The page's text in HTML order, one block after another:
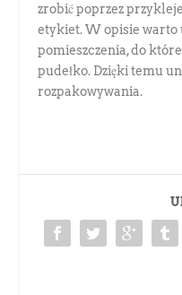
zrobić poprzez
etykiet. W opisie warto
pomieszczenia, do
pudełko. Dzięki temu
rozpakowywania.